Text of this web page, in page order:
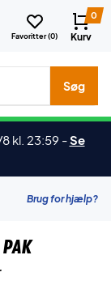
Favoritter (0)
0
Kurv
Søg
kl. 23:59 -Se
Brug for hjælp?